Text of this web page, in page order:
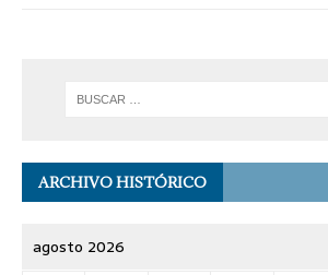
ARCHIVO HISTÓRICO
agosto 2026